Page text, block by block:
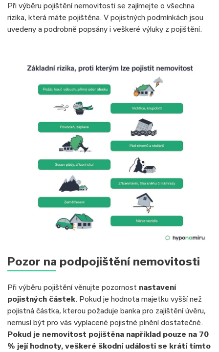
Při výběru pojištění nemovitosti se zajímejte o všechna
rizika, která máte pojištěna. V pojistných podmínkách jsou
uvedeny a podrobně popsány i veškeré výluky z pojištění.
Pozor na podpojištění nemovitosti
Při výběru pojištění věnujte pozornost nastavení
pojistných částek. Pokud je hodnota majetku vyšší než
pojistná částka, kterou požaduje banka pro zajištění úvěru,
nemusí být pro vás vyplacené pojistné plnění dostatečné.
Pokud je nemovitost pojištěna například pouze na 70
% její hodnoty, veškeré škodní události se krátí tímto